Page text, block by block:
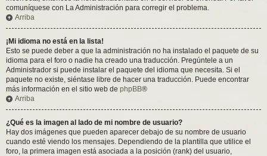
comuníquese con La Administración para corregir el problema.
Arriba
¡Mi idioma no está en la lista!
Esto se puede deber a que la administración no ha instalado el paquete de su
idioma para el foro o nadie ha creado una traducción. Pregúntele a un
Administrador si puede instalar el paquete del idioma que necesita. Si el
paquete no existe, siéntase libre de hacer una traducción. Puede encontrar
más información en el sitio web de phpBB®
Arriba
¿Qué es la imagen al lado de mi nombre de usuario?
Hay dos imágenes que pueden aparecer debajo de su nombre de usuario
cuando esté viendo los mensajes. Dependiendo de la plantilla que utilice el
foro, la primera imagen está asociada a la posición (rank) del usuario,